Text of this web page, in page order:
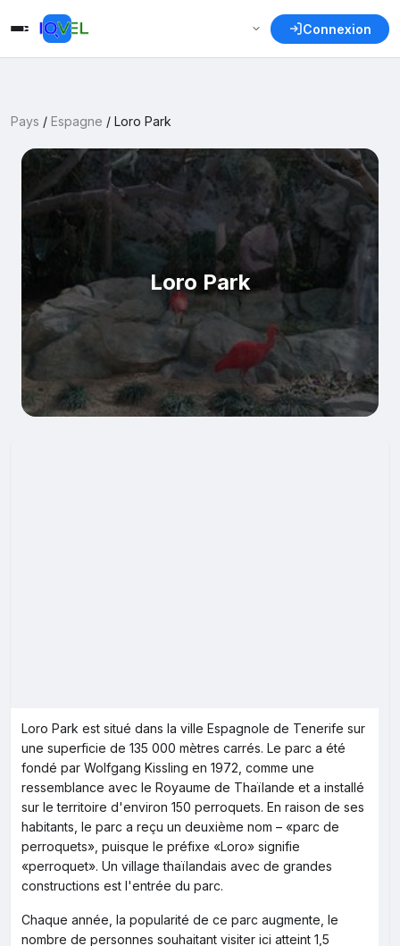
Connexion
Pays / Espagne / Loro Park
Loro Park
Loro Park est situé dans la ville Espagnole de Tenerife sur
une superficie de 135 000 mètres carrés. Le parc a été
fondé par Wolfgang Kissling en 1972, comme une
ressemblance avec le Royaume de Thaïlande et a installé
sur le territoire d'environ 150 perroquets. En raison de ses
habitants, le parc a reçu un deuxième nom – «parc de
perroquets», puisque le préfixe «Loro» signifie
«perroquet». Un village thaïlandais avec de grandes
constructions est l'entrée du parc.
Chaque année, la popularité de ce parc augmente, le
nombre de personnes souhaitant visiter ici atteint 1,5